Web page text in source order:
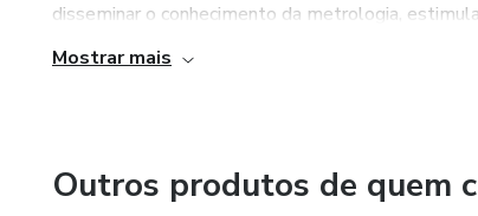
disseminar o conhecimento da metrologia,
Mostrar mais
Outros produtos de quem